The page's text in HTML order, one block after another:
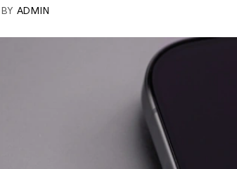
BY ADMIN